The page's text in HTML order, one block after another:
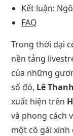
Kết luận:
FAQ
Trong thời đại
nền tảng
của những
số đó, Lê
xuất hiện trên
và phong cách
một cô gái